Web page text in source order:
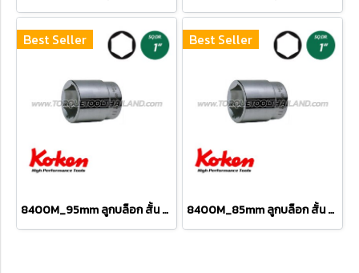
Best Seller
8400M_95mm ลูกบล็อก สั้น 6P (SQ.DR 1") Hand Sockets
Best Seller
8400M_85mm ลูกบล็อก สั้น 6P (SQ.DR 1") Hand Sockets